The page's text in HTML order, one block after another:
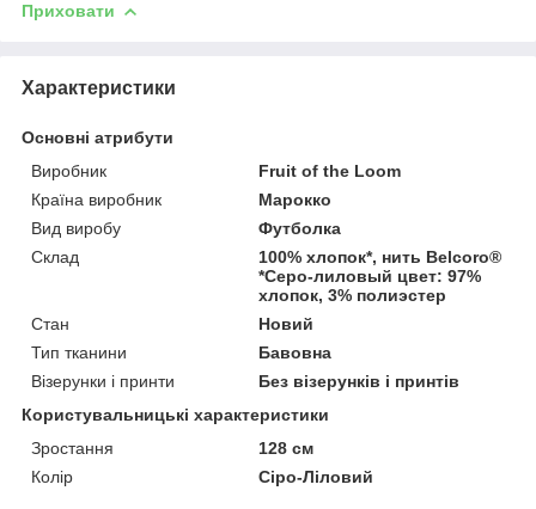
Приховати
Характеристики
Основні атрибути
Виробник
Fruit of the Loom
Країна виробник
Марокко
Вид виробу
Футболка
Склад
100% хлопок*, нить Belcoro®
*Серо-лиловый цвет: 97%
хлопок, 3% полиэстер
Стан
Новий
Тип тканини
Бавовна
Візерунки і принти
Без візерунків і принтів
Користувальницькі характеристики
Зростання
128 см
Колір
Сіро-Ліловий